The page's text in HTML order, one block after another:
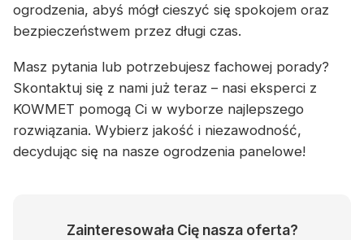
ogrodzenia, abyś mógł cieszyć się spokojem oraz
bezpieczeństwem przez długi czas.
Masz pytania lub potrzebujesz fachowej porady?
Skontaktuj się z nami już teraz – nasi eksperci z
KOWMET pomogą Ci w wyborze najlepszego
rozwiązania. Wybierz jakość i niezawodność,
decydując się na nasze ogrodzenia panelowe!
Zainteresowała Cię nasza oferta?